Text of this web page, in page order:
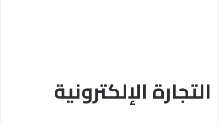
التجارة الإلكترونية